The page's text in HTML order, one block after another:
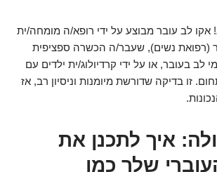
לב עובר מבוצע על ידי רופא/ה מומחה/ית
(רפואת נשים), שעבר/ה הכשרה ספציפית
לב בעובר, או על ידי קרדיולוג/ית ילדים עם
זו בדיקה שדורשת מיומנות וניסיון רב, אז
איך לתכנן את
שלך כמו